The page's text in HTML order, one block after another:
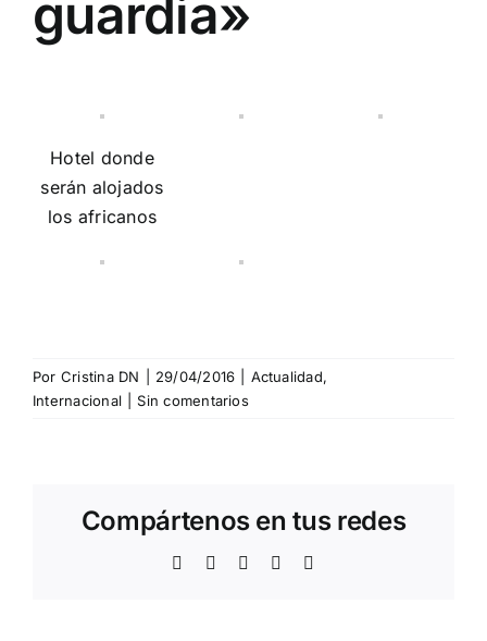
guardia»
Hotel donde
serán alojados
los africanos
Por Cristina DN 29/04/2016 Actualidad,
Internacional
Sin comentarios
Compártenos en tus redes
Facebook
TwitterWhatsAppTelegram